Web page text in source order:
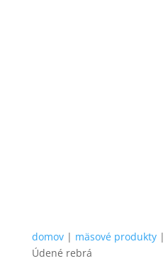
domov| mäsové produkty|
Údené rebrá